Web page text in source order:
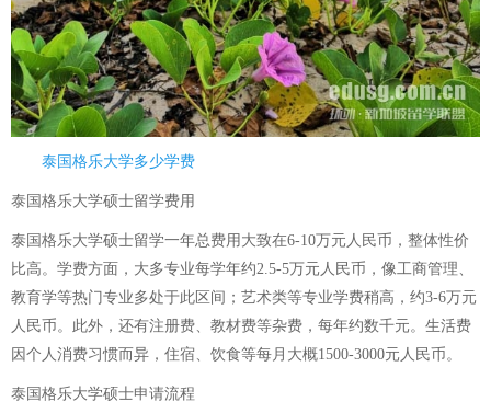
泰国格乐大学多少学费
泰国格乐大学硕士留学费用
泰国格乐大学硕士留学一年总费用大致在6-10万元人民币，整体性价
比高。学费方面，大多专业每学年约2.5-5万元人民币，像工商管理、
教育学等热门专业多处于此区间；艺术类等专业学费稍高，约3-6万元
人民币。此外，还有注册费、教材费等杂费，每年约数千元。生活费
因个人消费习惯而异，住宿、饮食等每月大概1500-3000元人民币。
泰国格乐大学硕士申请流程